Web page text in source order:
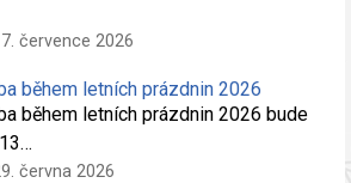
července 2026
během letních prázdnin 2026
během letních prázdnin 2026 bude
června 2026